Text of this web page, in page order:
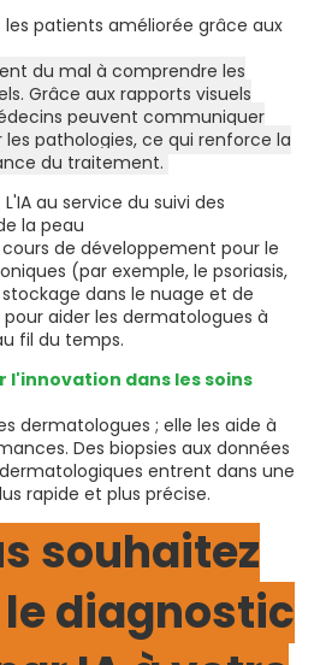
patients améliorée grâce aux
du mal à comprendre les
Grâce aux rapports visuels
peuvent communiquer
pathologies, ce qui renforce la
du traitement.
au service du suivi des
la peau
de développement pour le
(par exemple, le psoriasis,
dans le nuage et de
aider les dermatologues à
fil du temps.
l'innovation dans les soins
dermatologues ; elle les aide à
Des biopsies aux données
entrent dans une
rapide et plus précise.
souhaitez
diagnostic